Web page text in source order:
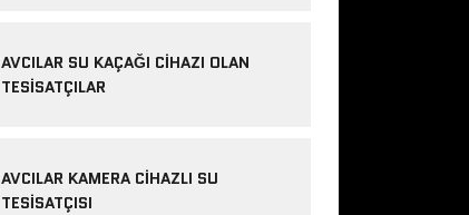
AVCILAR SU KAÇAĞI CIHAZI OLAN
TESISATÇILAR
AVCILAR KAMERA CIHAZLI SU
TESISATÇISI